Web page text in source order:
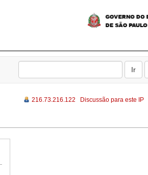
216.73.216.122 Discussão para este IP